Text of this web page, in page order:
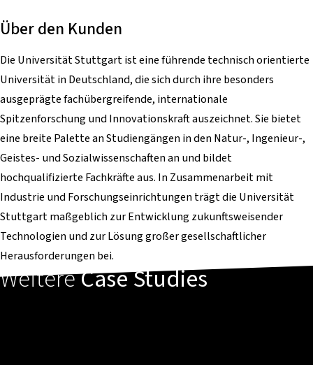
Über den Kunden
Die Universität Stuttgart ist eine führende technisch orientierte
Universität in Deutschland, die sich durch ihre besonders
ausgeprägte fachübergreifende, internationale
Spitzenforschung und Innovationskraft auszeichnet. Sie bietet
eine breite Palette an Studiengängen in den Natur-, Ingenieur-,
Geistes- und Sozialwissenschaften an und bildet
hochqualifizierte Fachkräfte aus. In Zusammenarbeit mit
Industrie und Forschungseinrichtungen trägt die Universität
Stuttgart maßgeblich zur Entwicklung zukunftsweisender
Technologien und zur Lösung großer gesellschaftlicher
Herausforderungen bei.
WeitereCase Studies